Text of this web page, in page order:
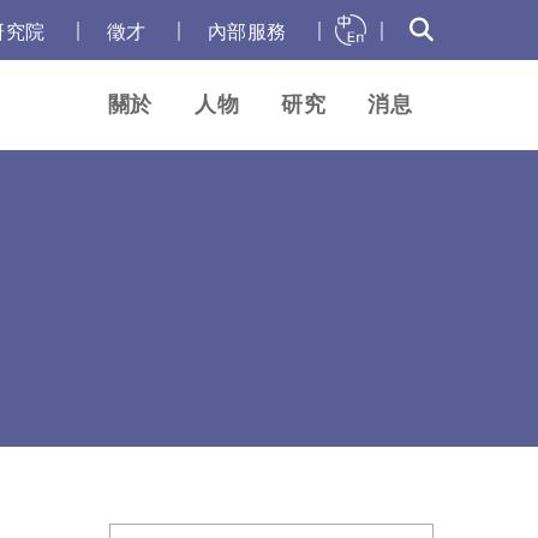
究院 徵才 內部服務
關於 人物 研究 消息